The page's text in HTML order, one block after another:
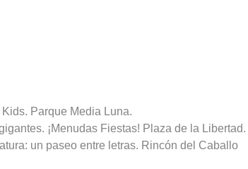
Parque Media Luna.
¡Menudas Fiestas! Plaza de la Libertad.
un paseo entre letras. Rincón del Caballo